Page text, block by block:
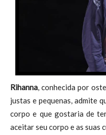
Rihanna, conhecida por
justas e pequenas, admite
corpo e que gostaria de
aceitar seu corpo e as suas